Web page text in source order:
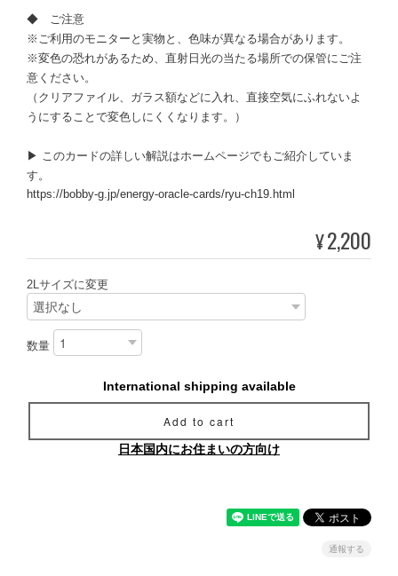
◆ ご注意
※ご利用のモニターと実物と、色味が異なる場合があります。
※変色の恐れがあるため、直射日光の当たる場所での保管にご注
意ください。
（クリアファイル、ガラス額などに入れ、直接空気にふれないよ
うにすることで変色しにくくなります。）
▶ このカードの詳しい解説はホームページでもご紹介していま
す。
https://bobby-g.jp/energy-oracle-cards/ryu-ch19.html
¥2,200
2Lサイズに変更
数量
International shipping available
Add to cart
日本国内にお住まいの方向け
通報する